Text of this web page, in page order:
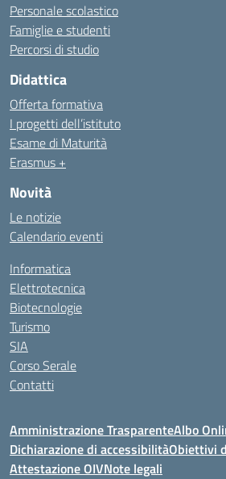
Personale scolastico
Famiglie e studenti
Percorsi di studio
Didattica
Offerta formativa
I progetti dell’istituto
Esame di Maturità
Erasmus +
Novità
Le notizie
Calendario eventi
Informatica
Elettrotecnica
Biotecnologie
Turismo
SIA
Corso Serale
Contatti
Amministrazione TrasparenteAlbo
Dichiarazione di accessibilitàObiettivi
Attestazione OIVNote legali